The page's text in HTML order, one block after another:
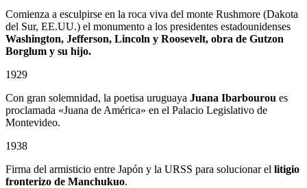
Comienza a esculpirse en la roca viva del monte Rushmore (Dakota
del Sur, EE.UU.) el monumento a los presidentes estadounidenses
Washington, Jefferson, Lincoln y Roosevelt, obra de Gutzon
Borglum y su hijo.
1929
Con gran solemnidad, la poetisa uruguaya Juana Ibarbourou es
proclamada «Juana de América» en el Palacio Legislativo de
Montevideo.
1938
Firma del armisticio entre Japón y la URSS para solucionar el litigio
fronterizo de Manchukuo.